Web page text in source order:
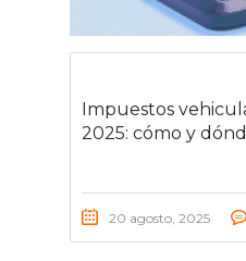
Impuestos
2025: cómo y
20 agosto, 2025